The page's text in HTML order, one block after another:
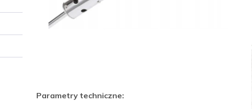
Parametry techniczne: